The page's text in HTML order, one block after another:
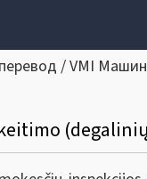
/ VMI